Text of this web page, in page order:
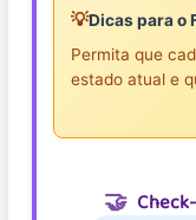
💡Dicas para o
Permita que
estado atual e